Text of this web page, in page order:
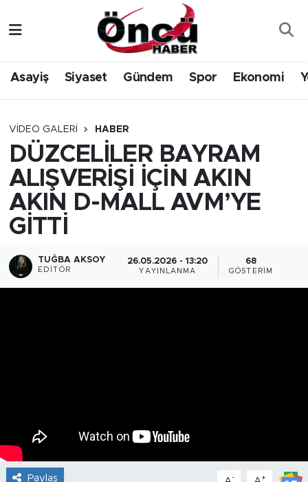
Asayiş Siyaset Gündem Spor Ekonomi
VIDEO GALERI HABER
DÜZCELİLER BAYRAM
ALIŞVERİŞİ İÇİN AKIN
AKIN D-MALL AVM’YE
GİTTİ
TUĞBA AKSOY
EDITÖR
26.05.2026 - 13:20
YAYINLANMA
68
GÖSTERIM
Paylaş - +
Gündem
Sağlık & Çevre
Spor
Siyaset
Öncü Radyo Dinle
Düzce Nöbetçi Eczaneler
Düzce Hava Durumu
Düzce Namaz Vakitleri
Düzce Trafik Yoğunluk Haritası
Süper Lig Puan Durumu ve Fikstür
Son Dakika Haberleri